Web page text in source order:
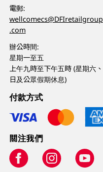
電郵:
wellcomecs@DFIretailgroup
.com
辦公時間:
星期一至五
上午九時至下午五時 (星期六、
日及公眾假期休息)
付款方式
關注我們